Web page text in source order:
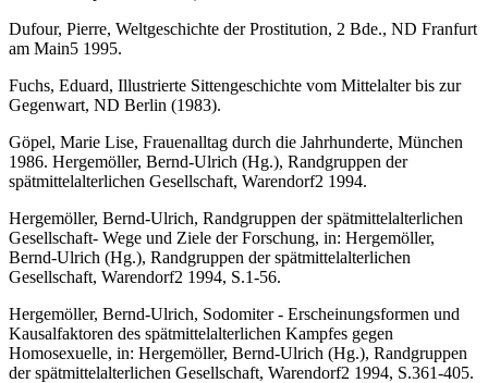
Dufour, Pierre, Weltgeschichte der Prostitution, 2 Bde., ND Franfurt
am Main5 1995.
Fuchs, Eduard, Illustrierte Sittengeschichte vom Mittelalter bis zur
Gegenwart, ND Berlin (1983).
Göpel, Marie Lise, Frauenalltag durch die Jahrhunderte, München
1986. Hergemöller, Bernd-Ulrich (Hg.), Randgruppen der
spätmittelalterlichen Gesellschaft, Warendorf2 1994.
Hergemöller, Bernd-Ulrich, Randgruppen der spätmittelalterlichen
Gesellschaft- Wege und Ziele der Forschung, in: Hergemöller,
Bernd-Ulrich (Hg.), Randgruppen der spätmittelalterlichen
Gesellschaft, Warendorf2 1994, S.1-56.
Hergemöller, Bernd-Ulrich, Sodomiter - Erscheinungsformen und
Kausalfaktoren des spätmittelalterlichen Kampfes gegen
Homosexuelle, in: Hergemöller, Bernd-Ulrich (Hg.), Randgruppen
der spätmittelalterlichen Gesellschaft, Warendorf2 1994, S.361-405.